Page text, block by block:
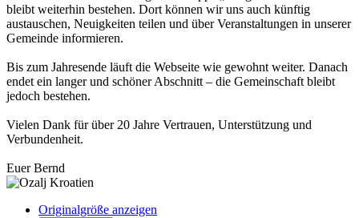
bleibt weiterhin bestehen. Dort können wir uns auch künftig
austauschen, Neuigkeiten teilen und über Veranstaltungen in unserer
Gemeinde informieren.
Bis zum Jahresende läuft die Webseite wie gewohnt weiter. Danach
endet ein langer und schöner Abschnitt – die Gemeinschaft bleibt
jedoch bestehen.
Vielen Dank für über 20 Jahre Vertrauen, Unterstützung und
Verbundenheit.
Euer Bernd
Originalgröße anzeigen